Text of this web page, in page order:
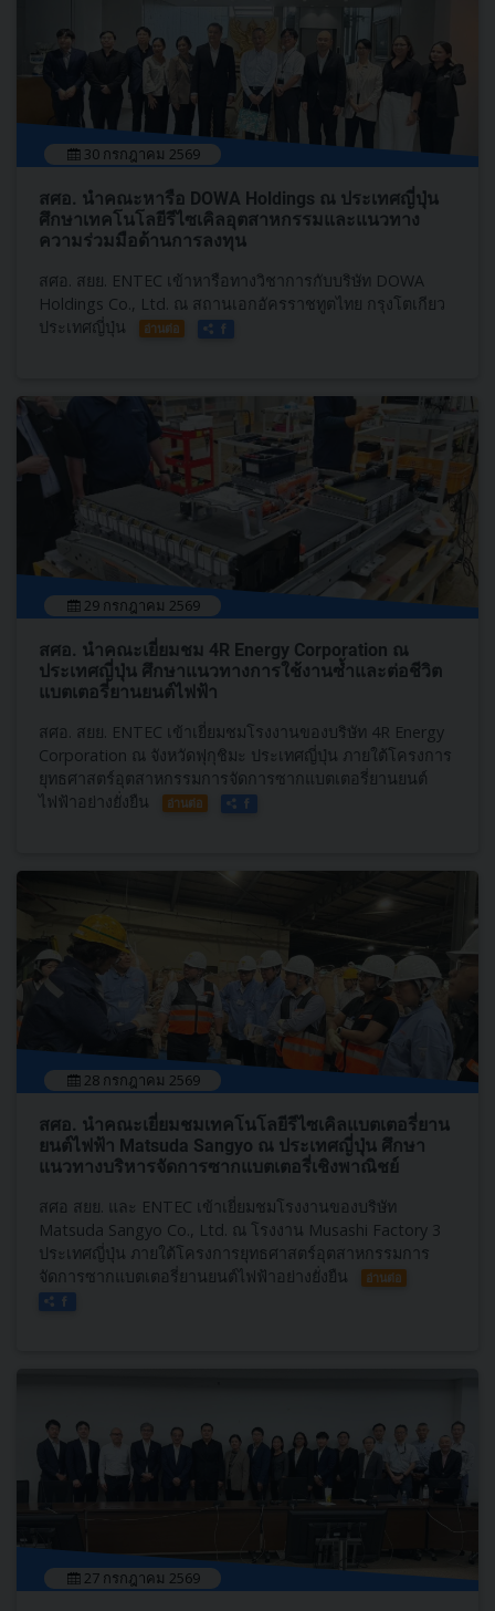
30 กรกฎาคม 2569
สศอ. นำคณะหารือ DOWA Holdings ณ ประเทศญี่ปุ่น
ศึกษาเทคโนโลยีรีไซเคิลอุตสาหกรรมและแนวทาง
ความร่วมมือด้านการลงทุน
สศอ. สยย. ENTEC เข้าหารือทางวิชาการกับบริษัท DOWA
Holdings Co., Ltd. ณ สถานเอกอัครราชทูตไทย กรุงโตเกียว
ประเทศญี่ปุ่น
อ่านต่อ
29 กรกฎาคม 2569
สศอ. นำคณะเยี่ยมชม 4R Energy Corporation ณ
ประเทศญี่ปุ่น ศึกษาแนวทางการใช้งานซ้ำและต่อชีวิต
แบตเตอรี่ยานยนต์ไฟฟ้า
สศอ. สยย. ENTEC เข้าเยี่ยมชมโรงงานของบริษัท 4R Energy
Corporation ณ จังหวัดฟุกุชิมะ ประเทศญี่ปุ่น ภายใต้โครงการ
ยุทธศาสตร์อุตสาหกรรมการจัดการซากแบตเตอรี่ยานยนต์
ไฟฟ้าอย่างยั่งยืน
อ่านต่อ
28 กรกฎาคม 2569
สศอ. นำคณะเยี่ยมชมเทคโนโลยีรีไซเคิลแบตเตอรี่ยาน
ยนต์ไฟฟ้า Matsuda Sangyo ณ ประเทศญี่ปุ่น ศึกษา
แนวทางบริหารจัดการซากแบตเตอรี่เชิงพาณิชย์
สศอ สยย. และ ENTEC เข้าเยี่ยมชมโรงงานของบริษัท
Matsuda Sangyo Co., Ltd. ณ โรงงาน Musashi Factory 3
ประเทศญี่ปุ่น ภายใต้โครงการยุทธศาสตร์อุตสาหกรรมการ
จัดการซากแบตเตอรี่ยานยนต์ไฟฟ้าอย่างยั่งยืน
อ่านต่อ
27 กรกฎาคม 2569